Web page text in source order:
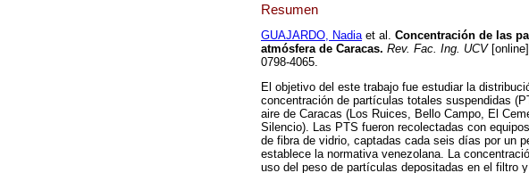
Resumen
GUAJARDO, Nadiaet al. Concentración de las
atmósfera de Caracas. Rev. Fac. Ing. UCV
0798-4065.
El objetivo del este trabajo fue estudiar la
concentración de partículas totales suspendidas
aire de Caracas (Los Ruices, Bello Campo, El
Silencio). Las PTS fueron recolectadas con
de fibra de vidrio, captadas cada seis días por un
establece la normativa venezolana. La
uso del peso de partículas depositadas en el filtro